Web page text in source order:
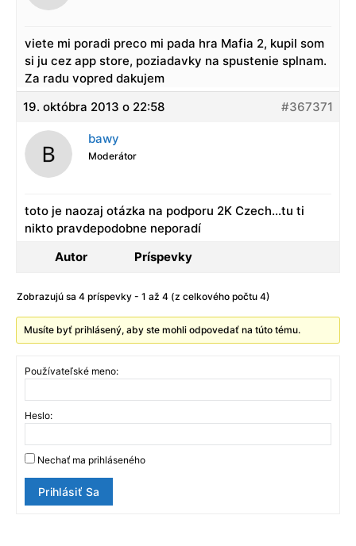
viete mi poradi preco mi pada hra Mafia 2, kupil som
si ju cez app store, poziadavky na spustenie splnam.
Za radu vopred dakujem
19. októbra 2013 o 22:58
#367371
bawy
Moderátor
toto je naozaj otázka na podporu 2K Czech…tu ti
nikto pravdepodobne neporadí
Autor
Príspevky
Zobrazujú sa 4 príspevky - 1 až 4 (z celkového počtu 4)
Musíte byť prihlásený, aby ste mohli odpovedať na túto tému.
Používateľské meno:
Heslo:
Nechať ma prihláseného
Prihlásiť Sa